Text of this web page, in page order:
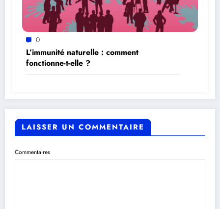
0
L’immunité naturelle : comment
fonctionne-t-elle ?
LAISSER UN COMMENTAIRE
Commentaires